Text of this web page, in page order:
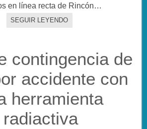
en línea recta de Rincón…
SEGUIR LEYENDO
contingencia de
accidente con
herramienta
radiactiva